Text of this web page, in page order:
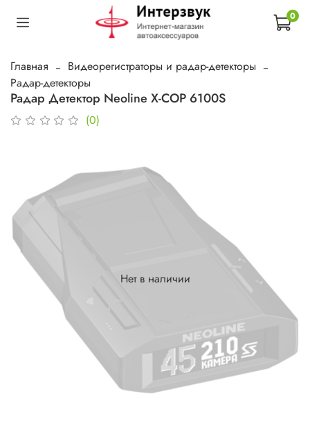
0
Главная
Видеорегистраторы и радар-детекторы
Радар-детекторы
Радар Детектор Neoline X-COP 6100S
(0)
Нет в наличии